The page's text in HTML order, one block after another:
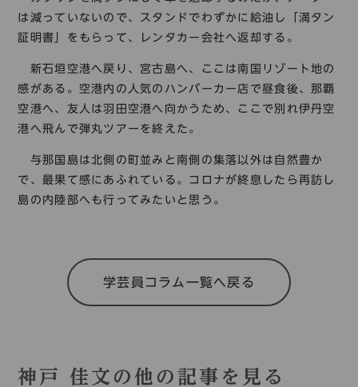
は減っていないので、スタンドでわずかに給油し「満タン
証明書」をもらって、レンタカー会社へ返却する。
新石垣空港へ戻り、宮古島へ、ここは南国リゾート地の
感がある。空港内の人気のハンバーカー店で昼食後、那覇
空港へ、友人は羽田空港へ向かうため、ここで別れ伊丹空
港へ飛んで弾丸ツアーを終えた。
与那国島は北側の町並みと南側の集落以外は自然豊か
で、最果て感にあふれている。コロナが終息したら再訪し
島の内陸部へも行ってみたいと思う。
学芸員コラム一覧へ戻る
神戸 佳文の他の記事を見る